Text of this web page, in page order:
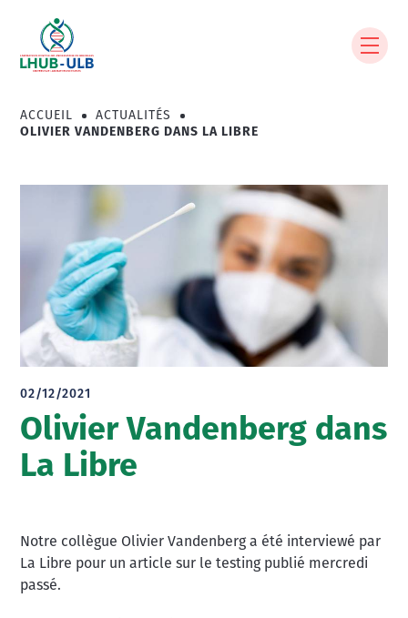
contenu
principal
Fil
ACCUEIL
ACTUALITÉS
OLIVIER VANDENBERG DANS LA LIBRE
02/12/2021
Olivier Vandenberg dans
La Libre
Notre collègue Olivier Vandenberg a été interviewé par
La Libre pour un article sur le testing publié mercredi
passé.